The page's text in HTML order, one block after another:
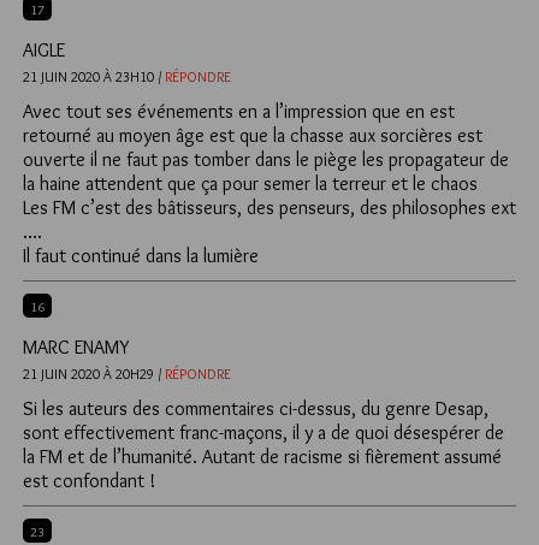
17
AIGLE
21 JUIN 2020 À 23H10 / RÉPONDRE
Avec tout ses événements en a l’impression que en est
retourné au moyen âge est que la chasse aux sorcières est
ouverte il ne faut pas tomber dans le piège les propagateur de
la haine attendent que ça pour semer la terreur et le chaos
Les FM c’est des bâtisseurs, des penseurs, des philosophes ext
….
Il faut continué dans la lumière
16
MARC ENAMY
21 JUIN 2020 À 20H29 / RÉPONDRE
Si les auteurs des commentaires ci-dessus, du genre Desap,
sont effectivement franc-maçons, il y a de quoi désespérer de
la FM et de l’humanité. Autant de racisme si fièrement assumé
est confondant !
23